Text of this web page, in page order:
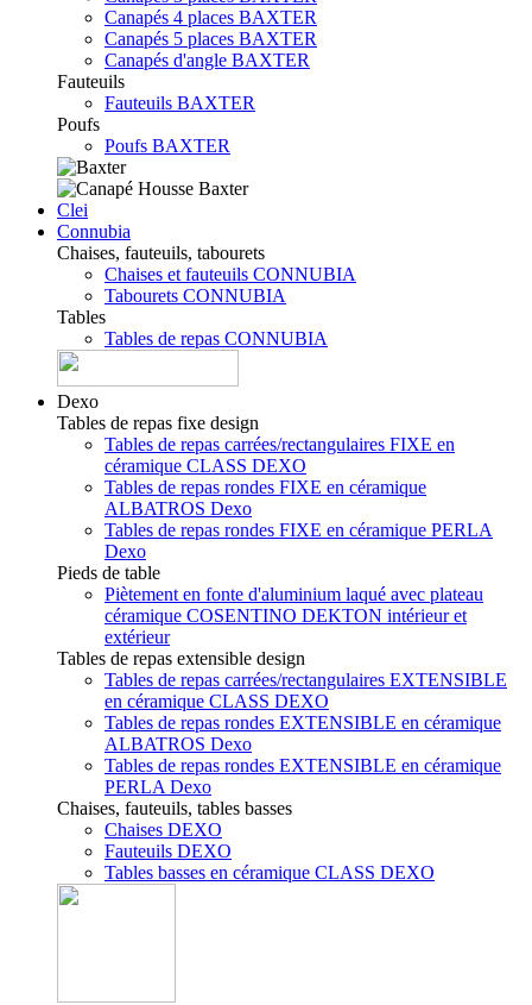
Canapés 4 places BAXTER
Canapés 5 places BAXTER
Canapés d'angle BAXTER
Fauteuils
Fauteuils BAXTER
Poufs
Poufs BAXTER
Clei
Connubia
Chaises, fauteuils, tabourets
Chaises et fauteuils CONNUBIA
Tabourets CONNUBIA
Tables
Tables de repas CONNUBIA
Dexo
Tables de repas fixe design
Tables de repas carrées/rectangulaires FIXE en
céramique CLASS DEXO
Tables de repas rondes FIXE en céramique
ALBATROS Dexo
Tables de repas rondes FIXE en céramique PERLA
Dexo
Pieds de table
Piètement en fonte d'aluminium laqué avec plateau
céramique COSENTINO DEKTON intérieur et
extérieur
Tables de repas extensible design
Tables de repas carrées/rectangulaires EXTENSIBLE
en céramique CLASS DEXO
Tables de repas rondes EXTENSIBLE en céramique
ALBATROS Dexo
Tables de repas rondes EXTENSIBLE en céramique
PERLA Dexo
Chaises, fauteuils, tables basses
Chaises DEXO
Fauteuils DEXO
Tables basses en céramique CLASS DEXO